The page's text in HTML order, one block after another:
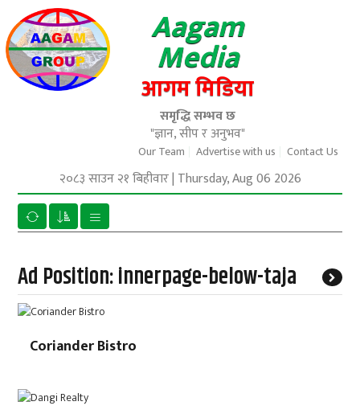
Aagam
Media
आगम मिडिया
समृद्धि सम्भव छ
"ज्ञान, सीप र अनुभव"
Our Team Advertise with us Contact Us
२०८३ साउन २१ बिहीवार| Thursday, Aug 06 2026
Ad Position:innerpage-below-taja
Coriander Bistro